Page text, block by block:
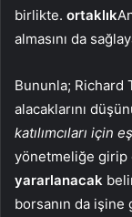
birlikte. ortaklık
almasını da
Bununla; Richard
alacaklarını
katılımcıları için
yönetmeliğe girip
yararlanacak
borsanın da